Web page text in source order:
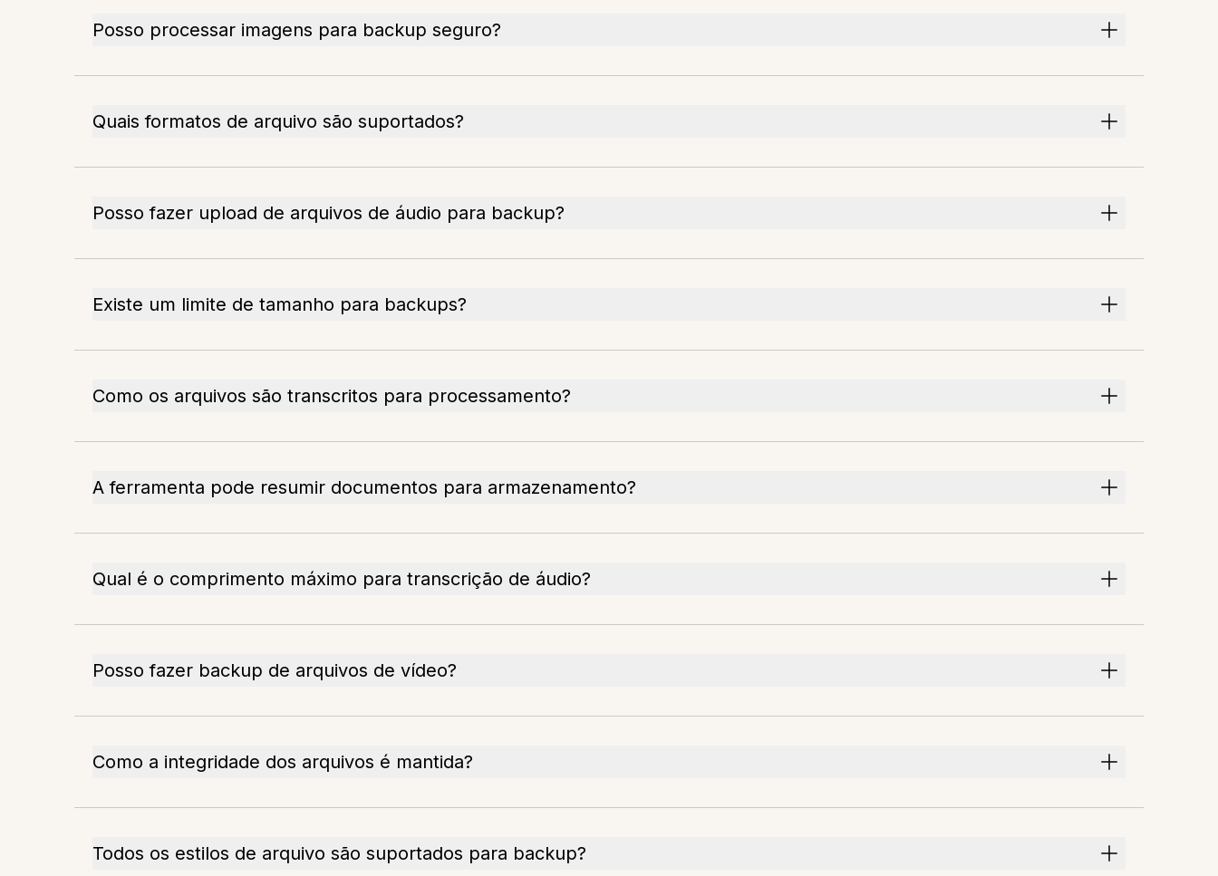
Posso processar imagens para backup seguro?
Quais formatos de arquivo são suportados?
Posso fazer upload de arquivos de áudio para backup?
Existe um limite de tamanho para backups?
Como os arquivos são transcritos para processamento?
A ferramenta pode resumir documentos para armazenamento?
Qual é o comprimento máximo para transcrição de áudio?
Posso fazer backup de arquivos de vídeo?
Como a integridade dos arquivos é mantida?
Todos os estilos de arquivo são suportados para backup?